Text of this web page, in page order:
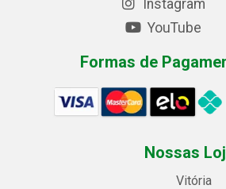
Instagram
YouTube
Formas de
Nossas
Vitória